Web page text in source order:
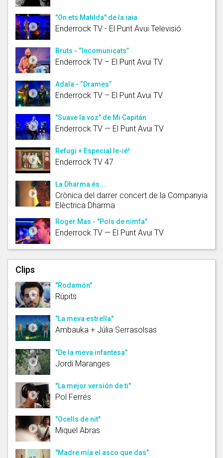
"On ets Matilda" de la iaia
Enderrock TV - El Punt Avui Televisió
Bruts - “Incomunicats”
Enderrock TV – El Punt Avui TV
Adala - “Drames”
Enderrock TV – El Punt Avui TV
"Suave la voz" de Mi Capitán
Enderrock TV — El Punt Avui TV
Refugi + Especial Ie-ié!
Enderrock TV 47
La Dharma és...
Crònica del darrer concert de la Companyia
Elèctrica Dharma
Roger Mas - "Pols de nimfa"
Enderrock TV — El Punt Avui TV
Clips
"Rodamón"
Rúpits
"La meva estrella"
Ambauka + Júlia Serrasolsas
"De la meva infantesa"
Jordi Maranges
"La mejor versión de ti"
Pol Ferrés
"Ocells de nit"
Miquel Abras
"Madre mía el asco que das"